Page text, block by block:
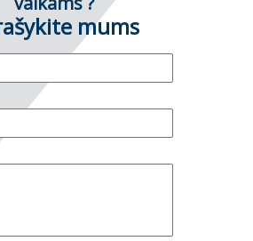
mums